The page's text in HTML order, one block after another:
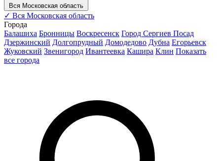
Вся Московская область
✓ Вся Московская область
Города
Балашиха Бронницы Воскресенск Город Сергиев Посад
Дзержинский Долгопрудный Домодедово Дубна Егорьевск
Жуковский Звенигород Ивантеевка Кашира Клин Показать
все города